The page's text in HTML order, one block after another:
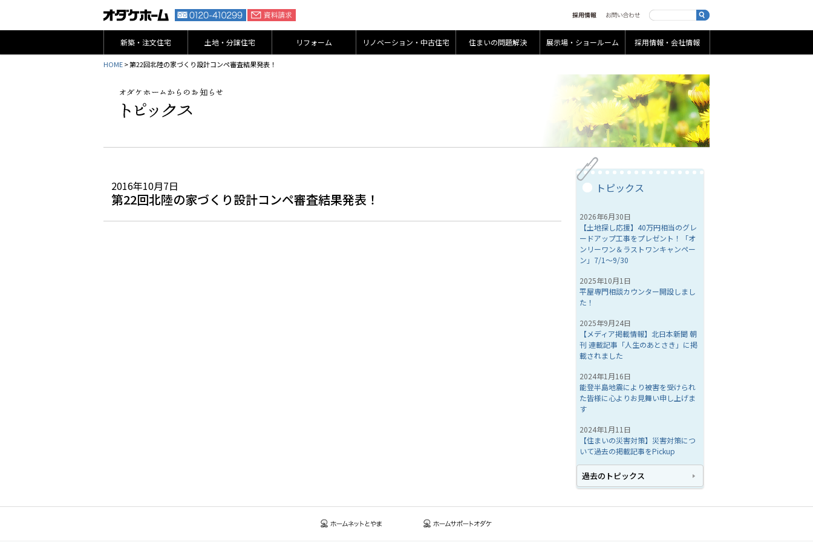
新築・注文住宅 土地・分譲住宅 リフォーム リノベーション・中古住宅 住まいの問題解決 展示場・ショールーム 採用情報・会社情報
HOME> 第22回北陸の家づくり設計コンペ審査結果発表！
2016年10月7日
第22回北陸の家づくり設計コンペ審査結果発表！
トピックス
2026年6月30日
【土地探し応援】40万円相当のグレ
ードアップ工事をプレゼント！「オ
ンリーワン＆ラストワンキャンペー
ン」7/1～9/30
2025年10月1日
平屋専門相談カウンター開設しまし
た！
2025年9月24日
【メディア掲載情報】北日本新聞 朝
刊 連載記事「人生のあとさき」に掲
載されました
2024年1月16日
能登半島地震により被害を受けられ
た皆様に心よりお見舞い申し上げま
す
2024年1月11日
【住まいの災害対策】災害対策につ
いて過去の掲載記事をPickup
過去のトピックス